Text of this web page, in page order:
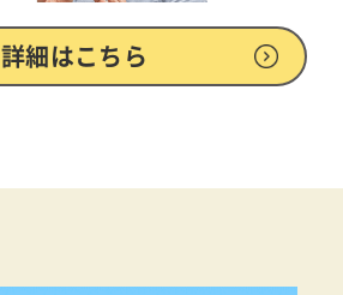
詳細はこちら